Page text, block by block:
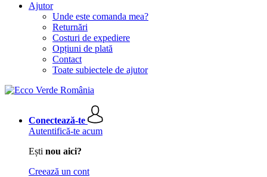
Ajutor
Unde este comanda mea?
Returnări
Costuri de expediere
Opțiuni de plată
Contact
Toate subiectele de ajutor
Conectează-te
Autentifică-te acum
Ești nou aici?
Creează un cont